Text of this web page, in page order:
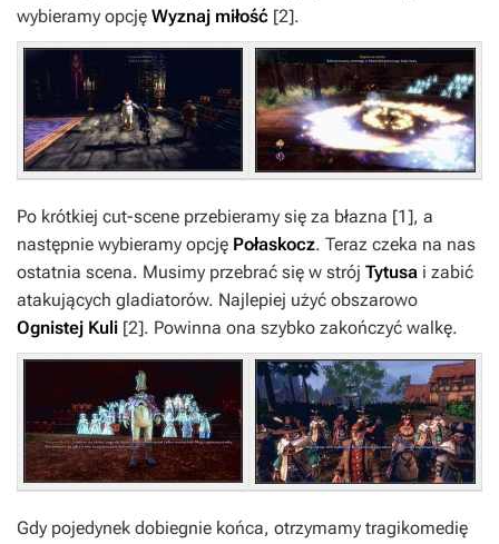
wybieramy opcję Wyznaj miłość [2].
Po krótkiej cut-scene przebieramy się za błazna [1], a
następnie wybieramy opcję Połaskocz. Teraz czeka na nas
ostatnia scena. Musimy przebrać się w strój Tytusa i zabić
atakujących gladiatorów. Najlepiej użyć obszarowo
Ognistej Kuli [2]. Powinna ona szybko zakończyć walkę.
Gdy pojedynek dobiegnie końca, otrzymamy tragikomedię